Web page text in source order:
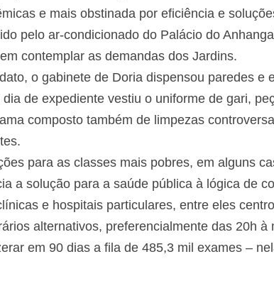
e mais obstinada por eficiência e
pelo ar-condicionado do Palácio do
contemplar as demandas dos Jardins.
o gabinete de Doria dispensou paredes e
de expediente vestiu o uniforme de gari,
composto também de limpezas
para as classes mais pobres, em alguns
a solução para a saúde pública à lógica de
e hospitais particulares, entre eles
alternativos, preferencialmente das 20h
em 90 dias a fila de 485,3 mil exames –